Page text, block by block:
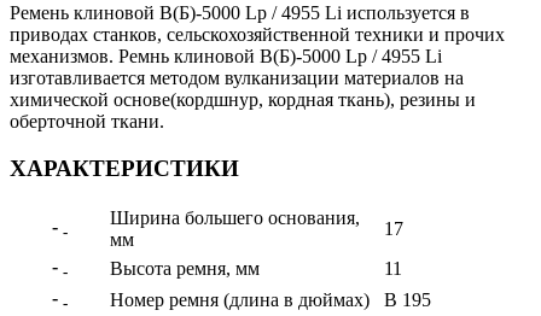
Ремень клиновой В(Б)-5000 Lp / 4955 Li используется в
приводах станков, сельскохозяйственной техники и прочих
механизмов. Ремнь клиновой В(Б)-5000 Lp / 4955 Li
изготавливается методом вулканизации материалов на
химической основе(кордшнур, кордная ткань), резины и
оберточной ткани.
ХАРАКТЕРИСТИКИ
- -
Ширина большего основания,
мм
17
- - Высота ремня, мм
11
- - Номер ремня (длина в дюймах)
B 195